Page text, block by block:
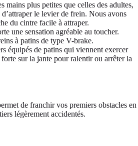
mains plus petites que celles des adultes,
le levier de frein. Nous avons
du cintre facile à attraper.
une sensation agréable au toucher.
à patins de type V-brake.
équipés de patins qui viennent exercer
sur la jante pour ralentir ou arrêter la
de franchir vos premiers obstacles en
légèrement accidentés.